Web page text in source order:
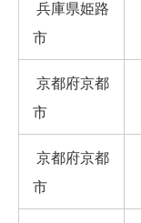
兵庫県姫路
市
京都府京都
市
京都府京都
市